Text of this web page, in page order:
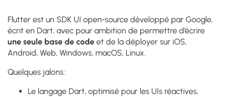
Flutter est un SDK UI open‑source développé par Google,
écrit en Dart, avec pour ambition de permettre d’écrire
une seule base de code et de la déployer sur iOS,
Android, Web, Windows, macOS, Linux.
Quelques jalons :
Le langage Dart, optimisé pour les UIs réactives,